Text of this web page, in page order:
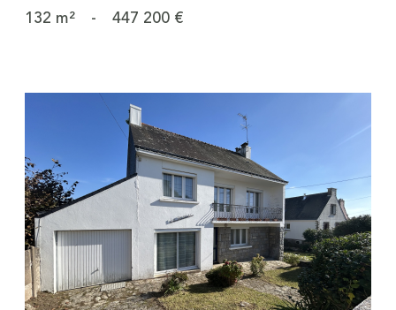
132 m² - 447 200 €
Voir le bien